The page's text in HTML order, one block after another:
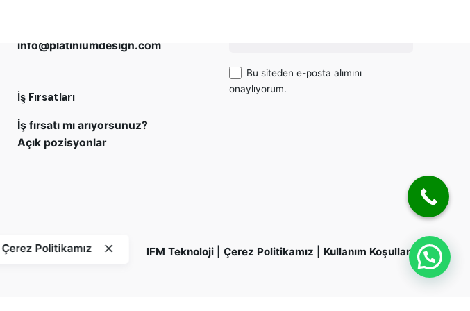
info@platiniumdesign.com
İş Fırsatları
İş fırsatı mı arıyorsunuz?
Açık pozisyonlar
Bu siteden e-posta alımını
onaylıyorum.
IFM Teknoloji Çerez Politikamız Kullanım Koşulları
Çerez Politikamız